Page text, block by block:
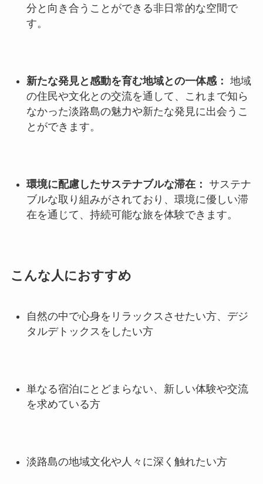
分と向き合うことができる非日常的な空間で
す。
新たな発見と感動を育む地域との一体感： 地域
の住民や文化との交流を通して、これまで知ら
なかった淡路島の魅力や新たな発見に出会うこ
とができます。
環境に配慮したサステナブルな滞在： サステナ
ブルな取り組みがされており、環境に優しい滞
在を通じて、持続可能な旅を体験できます。
こんな人におすすめ
自然の中で心身をリラックスさせたい方、デジ
タルデトックスをしたい方
単なる宿泊にとどまらない、新しい体験や交流
を求めている方
淡路島の地域文化や人々に深く触れたい方